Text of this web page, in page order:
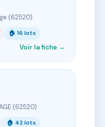
(62520)
🏠 16 lots
Voir la fiche →
(62520)
🏠 42 lots